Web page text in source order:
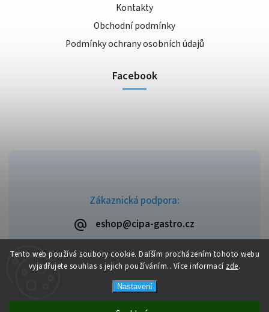
Tento web používá soubory cookie. Dalším procházením tohoto webu
vyjadřujete souhlas s jejich používáním.. Více informací zde.
Nastavení
Zákaznická podpora:
eshop@cipa-gastro.cz
Kontakty
Obchodní podmínky
Podmínky ochrany osobních údajů
Facebook
Cipa-Gastro.cz. Všechna práva vyhrazena.
Upravit nastavení cookies
VytvořilShoptet | Design